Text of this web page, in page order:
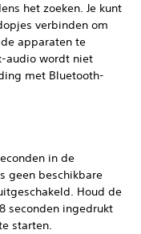
het zoeken. Je kunt
verbinden om
apparaten te
audio wordt niet
met Bluetooth-
in de
geen beschikbare
Houd de
seconden ingedrukt
starten.